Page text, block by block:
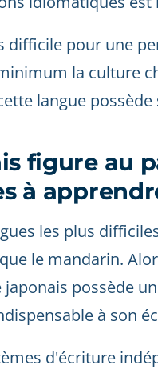
difficile pour une
la culture
langue
figure au
à
les plus
le mandarin.
japonais possède
à son
d'écriture